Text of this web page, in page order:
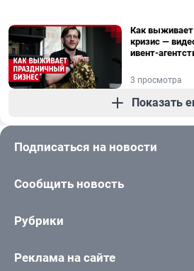
Как выживает
кризис —
ивент-
3 просмотра
Показать
Подписаться на новости
Сообщить новость
Рубрики
Реклама на сайте